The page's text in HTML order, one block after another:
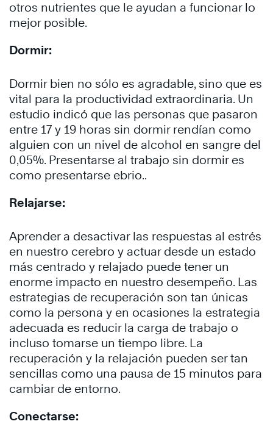
otros nutrientes que le ayudan a funcionar lo
mejor posible.
Dormir:
Dormir bien no sólo es agradable, sino que es
vital para la productividad extraordinaria. Un
estudio indicó que las personas que pasaron
entre 17 y 19 horas sin dormir rendían como
alguien con un nivel de alcohol en sangre del
0,05%. Presentarse al trabajo sin dormir es
como presentarse ebrio..
Relajarse:
Aprender a desactivar las respuestas al estrés
en nuestro cerebro y actuar desde un estado
más centrado y relajado puede tener un
enorme impacto en nuestro desempeño. Las
estrategias de recuperación son tan únicas
como la persona y en ocasiones la estrategia
adecuada es reducir la carga de trabajo o
incluso tomarse un tiempo libre. La
recuperación y la relajación pueden ser tan
sencillas como una pausa de 15 minutos para
cambiar de entorno.
Conectarse: